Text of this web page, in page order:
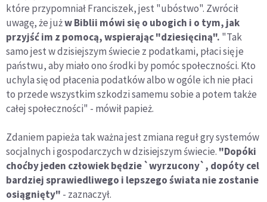
które przypomniał Franciszek, jest "ubóstwo". Zwrócił
uwagę, że jużw Biblii mówi się o ubogich i o tym, jak
przyjść im z pomocą, wspierając "dziesięciną". "Tak
samo jest w dzisiejszym świecie z podatkami, płaci się je
państwu, aby miało ono środki by pomóc społeczności. Kto
uchyla się od płacenia podatków albo w ogóle ich nie płaci
to przede wszystkim szkodzi samemu sobie a potem także
całej społeczności" - mówił papież.
Zdaniem papieża tak ważna jest zmiana reguł gry systemów
socjalnych i gospodarczych w dzisiejszym świecie. "Dopóki
choćby jeden człowiek będzie `wyrzucony`, dopóty cel
bardziej sprawiedliwego i lepszego świata nie zostanie
osiągnięty" - zaznaczył.